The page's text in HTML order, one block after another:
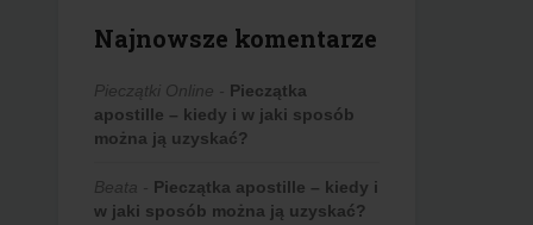
Najnowsze komentarze
Pieczątki Online - Pieczątka
apostille – kiedy i w jaki sposób
można ją uzyskać?
Beata - Pieczątka apostille – kiedy i
w jaki sposób można ją uzyskać?